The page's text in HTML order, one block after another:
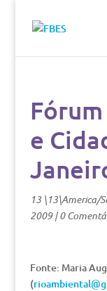
e
13 \13\America/
2009|0
Fonte: Maria
(